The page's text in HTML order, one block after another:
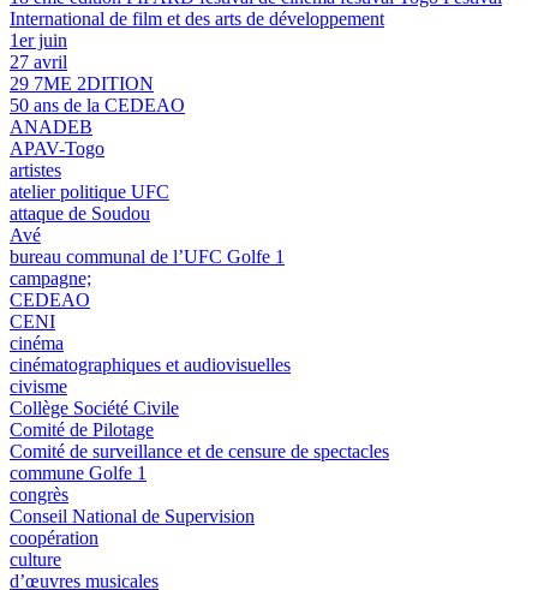
International de film et des arts de développement
1er juin
27 avril
29 7ME 2DITION
50 ans de la CEDEAO
ANADEB
APAV-Togo
artistes
atelier politique UFC
attaque de Soudou
Avé
bureau communal de l’UFC Golfe 1
campagne;
CEDEAO
CENI
cinéma
cinématographiques et audiovisuelles
civisme
Collège Société Civile
Comité de Pilotage
Comité de surveillance et de censure de spectacles
commune Golfe 1
congrès
Conseil National de Supervision
coopération
culture
d’œuvres musicales